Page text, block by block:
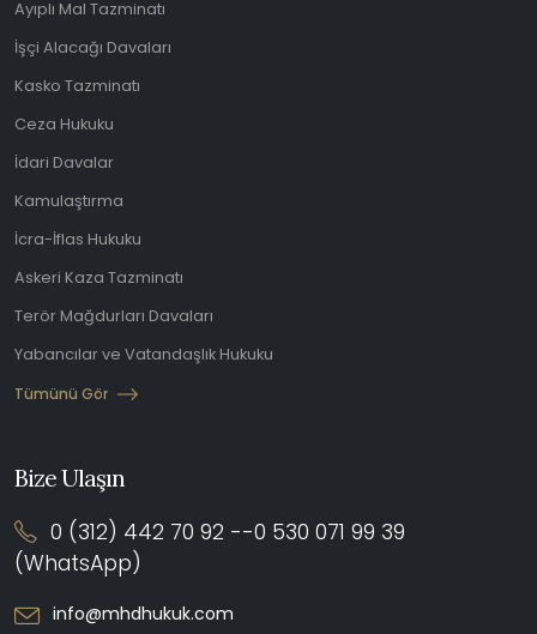
Ayıplı Mal Tazminatı
İşçi Alacağı Davaları
Kasko Tazminatı
Ceza Hukuku
İdari Davalar
Kamulaştırma
İcra-İflas Hukuku
Askeri Kaza Tazminatı
Terör Mağdurları Davaları
Yabancılar ve Vatandaşlık Hukuku
Tümünü Gör
Bize Ulaşın
0 (312) 442 70 92 --0 530 071 99 39
(WhatsApp)
info@mhdhukuk.com